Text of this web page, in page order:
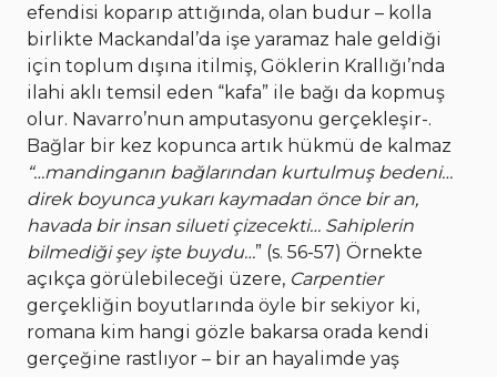
efendisi koparıp attığında, olan budur – kolla
birlikte Mackandal’da işe yaramaz hale geldiği
için toplum dışına itilmiş, Göklerin Krallığı’nda
ilahi aklı temsil eden “kafa” ile bağı da kopmuş
olur. Navarro’nun amputasyonu gerçekleşir-.
Bağlar bir kez kopunca artık hükmü de kalmaz
“…mandinganın bağlarından kurtulmuş bedeni…
direk boyunca yukarı kaymadan önce bir an,
havada bir insan silueti çizecekti… Sahiplerin
bilmediği şey işte buydu…” (s. 56-57) Örnekte
açıkça görülebileceği üzere, Carpentier
gerçekliğin boyutlarında öyle bir sekiyor ki,
romana kim hangi gözle bakarsa orada kendi
gerçeğine rastlıyor – bir an hayalimde yaş